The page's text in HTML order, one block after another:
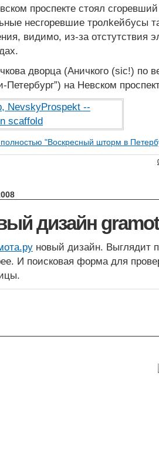
проспекте стоял
несгоревшие тролkейбусы
видимо, из-за отстутствия
дворца (Аничкого (sic!) по
Петербург”) на Невском
полностью "Воскресный шторм в
дизайн
новый дизайн. Выглядит
И поисковая форма для